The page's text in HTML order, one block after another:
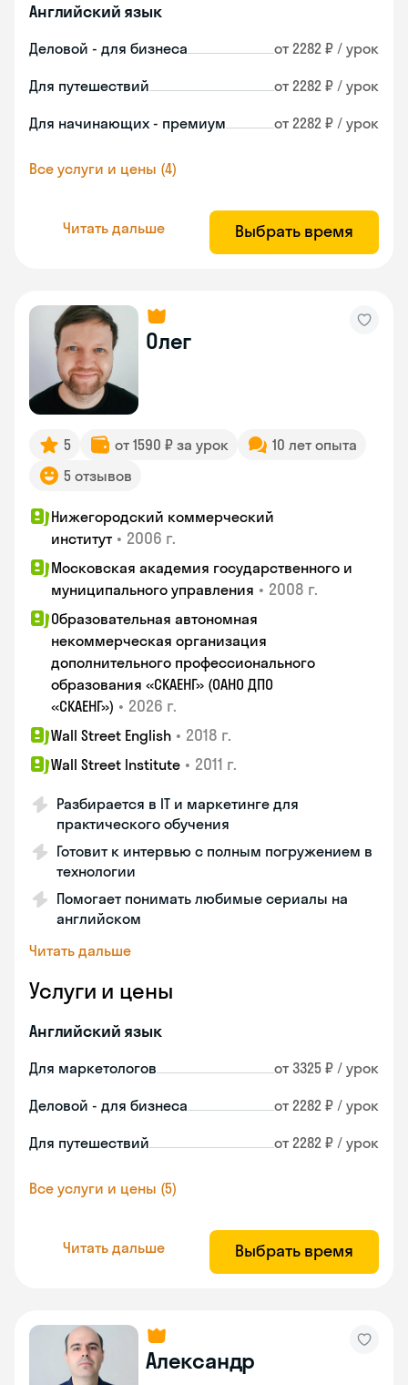
Английский язык
Деловой - для бизнеса от 2282 ₽ / урок
Для путешествий от 2282 ₽ / урок
Для начинающих - премиум от 2282 ₽ / урок
Все услуги и цены (4)
Читать дальше Выбрать время
Олег
5 от 1590 ₽ за урок
10 лет опыта
5 отзывов
Нижегородский коммерческий
институт • 2006 г.
Московская академия государственного и
муниципального управления • 2008 г.
Образовательная автономная
некоммерческая организация
дополнительного профессионального
образования «СКАЕНГ» (ОАНО ДПО
«СКАЕНГ») • 2026 г.
Wall Street English • 2018 г.
Wall Street Institute • 2011 г.
Разбирается в IT и маркетинге для
практического обучения
Готовит к интервью с полным погружением в
технологии
Помогает понимать любимые сериалы на
английском
Читать дальше
Услуги и цены
Английский язык
Для маркетологов от 3325 ₽ / урок
Деловой - для бизнеса от 2282 ₽ / урок
Для путешествий от 2282 ₽ / урок
Все услуги и цены (5)
Читать дальше Выбрать время
Александр